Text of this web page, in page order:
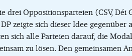
drei Oppositionsparteien (CSV,
zeigte sich dieser Idee
sich alle Parteien darauf, die
zu lösen. Den gemeinsamen